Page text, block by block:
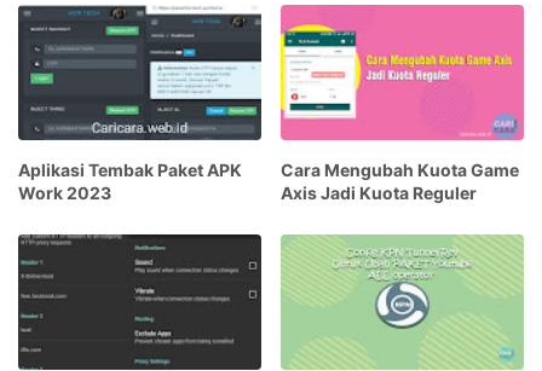
Aplikasi Tembak Paket APK
Work 2023
Cara Mengubah Kuota Game
Axis Jadi Kuota Reguler